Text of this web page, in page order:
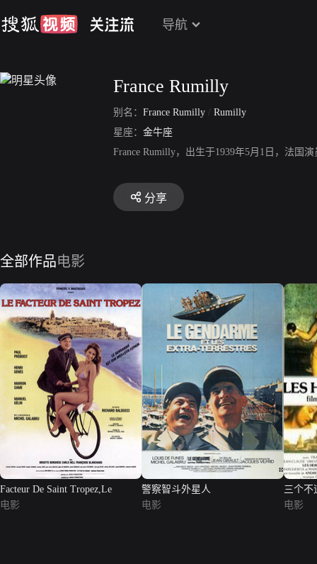
导航
France Rumilly
别名： France Rumilly / Rumilly
星座： 金牛座
France Rumilly，出生于1939年5月1日，法国
分享
全部作品电影
Facteur De Saint Tropez,Le
电影
警察智斗外星人
电影
三个不
电影